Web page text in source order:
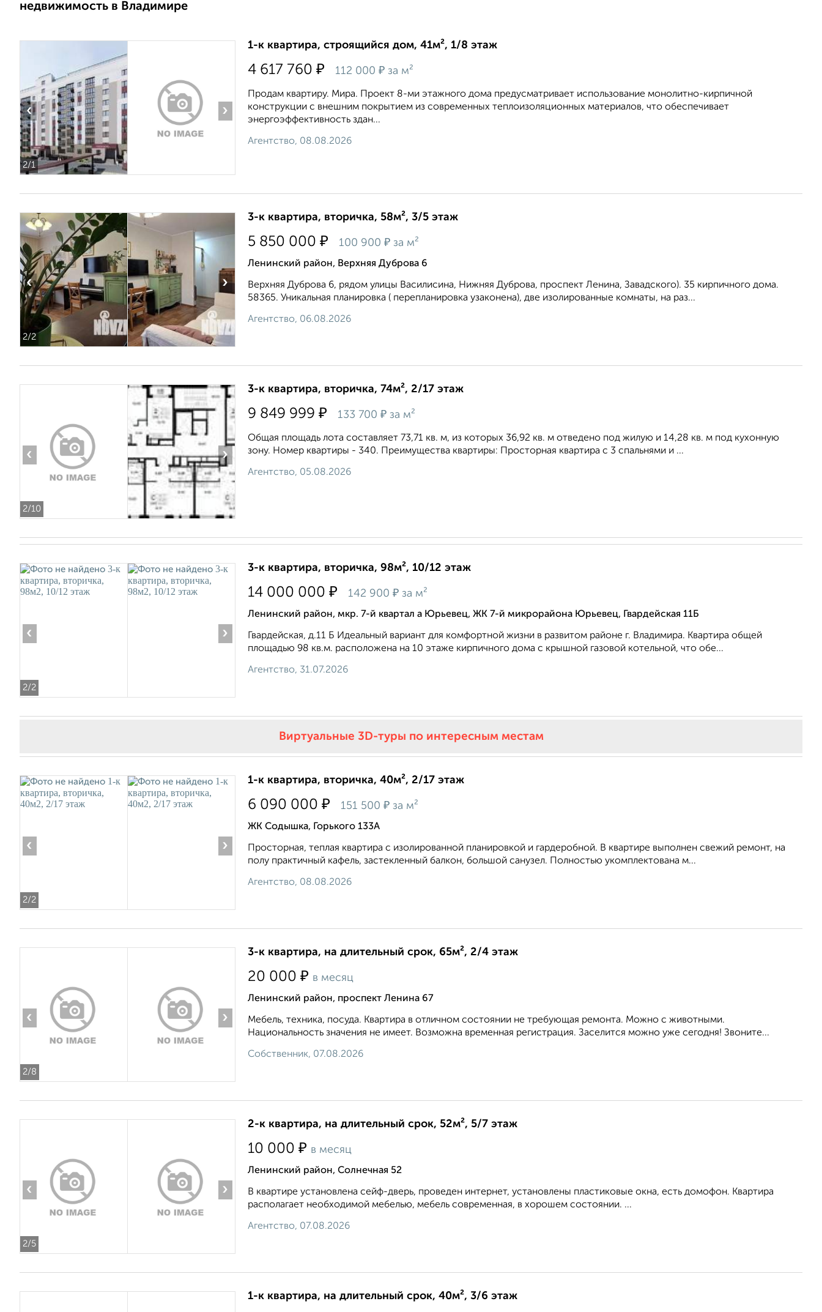
недвижимость в Владимире
2/1
‹ ›
1-к квартира, строящийся дом, 41м², 1/8 этаж
4 617 760 ₽ 112 000 ₽ за м²
Продам квартиру. Мира. Проект 8-ми этажного дома предусматривает использование монолитно-кирпичной
конструкции с внешним покрытием из современных теплоизоляционных материалов, что обеспечивает
энергоэффективность здан...
Агентство, 08.08.2026
2/2
‹ ›
3-к квартира, вторичка, 58м², 3/5 этаж
5 850 000 ₽ 100 900 ₽ за м²
Ленинский район, Верхняя Дуброва 6
Верхняя Дуброва 6, рядом улицы Василисина, Нижняя Дуброва, проспект Ленина, Завадского). 35 кирпичного дома.
58365. Уникальная планировка ( перепланировка узаконена), две изолированные комнаты, на раз...
Агентство, 06.08.2026
2/10
‹ ›
3-к квартира, вторичка, 74м², 2/17 этаж
9 849 999 ₽ 133 700 ₽ за м²
Общая площадь лота составляет 73,71 кв. м, из которых 36,92 кв. м отведено под жилую и 14,28 кв. м под кухонную
зону. Номер квартиры - 340. Преимущества квартиры: Просторная квартира с 3 спальнями и ...
Агентство, 05.08.2026
2/2
‹ ›
3-к квартира, вторичка, 98м², 10/12 этаж
14 000 000 ₽ 142 900 ₽ за м²
Ленинский район, мкр. 7-й квартал а Юрьевец, ЖК 7-й микрорайона Юрьевец, Гвардейская 11Б
Гвардейская, д.11 Б Идеальный вариант для комфортной жизни в развитом районе г. Владимира. Квартира общей
площадью 98 кв.м. расположена на 10 этаже кирпичного дома с крышной газовой котельной, что обе...
Агентство, 31.07.2026
Виртуальные 3D-туры по интересным местам
2/2
‹ ›
1-к квартира, вторичка, 40м², 2/17 этаж
6 090 000 ₽ 151 500 ₽ за м²
ЖК Содышка, Горького 133А
Просторная, теплая квартира с изолированной планировкой и гардеробной. В квартире выполнен свежий ремонт, на
полу практичный кафель, застекленный балкон, большой санузел. Полностью укомплектована м...
Агентство, 08.08.2026
2/8
‹ ›
3-к квартира, на длительный срок, 65м², 2/4 этаж
20 000 ₽ в месяц
Ленинский район, проспект Ленина 67
Мебель, техника, посуда. Квартира в отличном состоянии не требующая ремонта. Можно с животными.
Национальность значения не имеет. Возможна временная регистрация. Заселится можно уже сегодня! Звоните...
Собственник, 07.08.2026
2/5
‹ ›
2-к квартира, на длительный срок, 52м², 5/7 этаж
10 000 ₽ в месяц
Ленинский район, Солнечная 52
В квартире установлена сейф-дверь, проведен интернет, установлены пластиковые окна, есть домофон. Квартира
располагает необходимой мебелью, мебель современная, в хорошем состоянии. ...
Агентство, 07.08.2026
1-к квартира, на длительный срок, 40м², 3/6 этаж